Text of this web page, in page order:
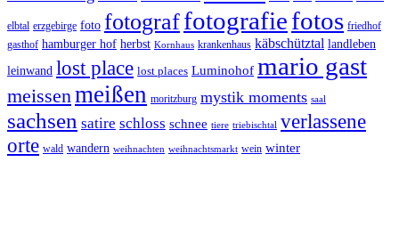
elbtal erzgebirge foto fotograffotografiefotos friedhof
gasthof hamburger hof herbst Kornhaus krankenhaus käbschütztal landleben
leinwand lost place lost places Luminohof mario gast
meissenmeißen moritzburg mystik moments saal
sachsen satire schloss schnee tiere triebischtal verlassene
orte wald wandern weihnachten weihnachtsmarkt wein winter